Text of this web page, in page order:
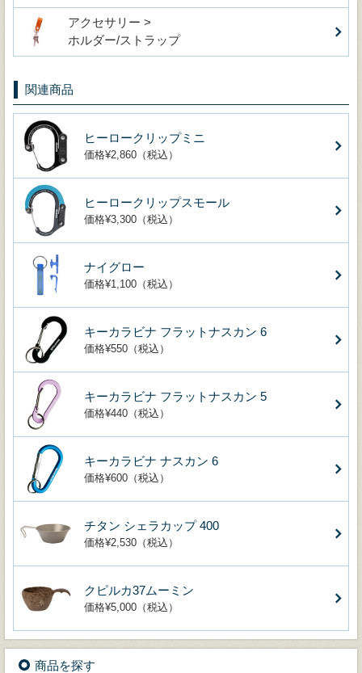
アクセサリー >
ホルダー/ストラップ
関連商品
ヒーロークリップミニ
価格¥2,860（税込）
ヒーロークリップスモール
価格¥3,300（税込）
ナイグロー
価格¥1,100（税込）
キーカラビナ フラットナスカン 6
価格¥550（税込）
キーカラビナ フラットナスカン 5
価格¥440（税込）
キーカラビナ ナスカン 6
価格¥600（税込）
チタン シェラカップ 400
価格¥2,530（税込）
クピルカ37ムーミン
価格¥5,000（税込）
商品を探す